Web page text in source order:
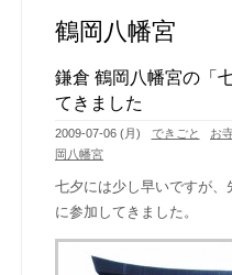
鶴岡八幡宮
鎌倉 鶴岡八幡宮の「
てきました
2009-07-06 (月) できごと お
岡八幡宮
七夕には少し早いですが、
に参加してきました。